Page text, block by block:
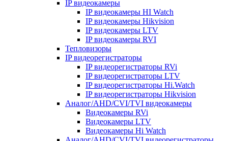
IP видеокамеры
IP видеокамеры HI Watch
IP видеокамеры Hikvision
IP видеокамеры LTV
IP видеокамеры RVI
Тепловизоры
IP видеорегистраторы
IP видеорегистраторы RVi
IP видеорегистраторы LTV
IP видеорегистраторы Hi.Watch
IP видеорегистраторы Hikvision
Аналог/AHD/CVI/TVI видеокамеры
Видеокамеры RVi
Видеокамеры LTV
Видеокамеры Hi Watch